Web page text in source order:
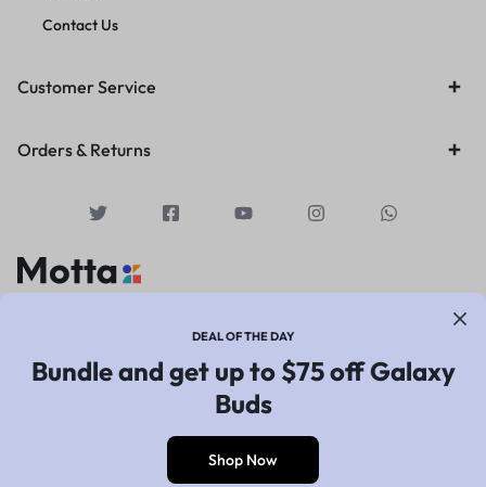
Contact Us
Customer Service
Orders & Returns
Privacy Notice Terms of Use
DEAL OF THE DAY
Bundle and get up to $75 off Galaxy
Buds
Shop Now